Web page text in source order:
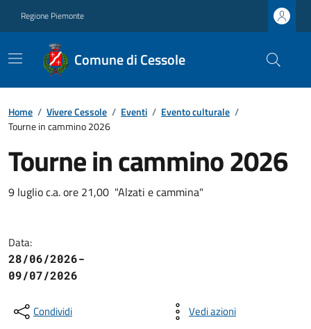
Regione Piemonte
Comune di Cessole
Home / Vivere Cessole / Eventi / Evento culturale /
Tourne in cammino 2026
Tourne in cammino 2026
9 luglio c.a. ore 21,00 "Alzati e cammina"
Data:
28/06/2026-
09/07/2026
Condividi Vedi azioni